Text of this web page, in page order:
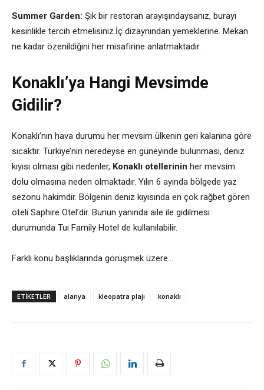
Summer Garden: Şık bir restoran arayışındaysanız, burayı
kesinlikle tercih etmelisiniz.İç dizaynından yemeklerine. Mekan
ne kadar özenildiğini her misafirine anlatmaktadır.
Konaklı’ya Hangi Mevsimde
Gidilir?
Konaklı’nın hava durumu her mevsim ülkenin geri kalanına göre
sıcaktır. Türkiye’nin neredeyse en güneyinde bulunması, deniz
kıyısı olması gibi nedenler, Konaklı otellerinin her mevsim
dolu olmasına neden olmaktadır. Yılın 6 ayında bölgede yaz
sezonu hakimdir. Bölgenin deniz kıyısında en çok rağbet gören
oteli Saphire Otel’dir. Bunun yanında aile ile gidilmesi
durumunda Tuı Family Hotel de kullanılabilir.
Farklı konu başlıklarında görüşmek üzere…
ETIKETLER alanya kleopatra plajı konaklı